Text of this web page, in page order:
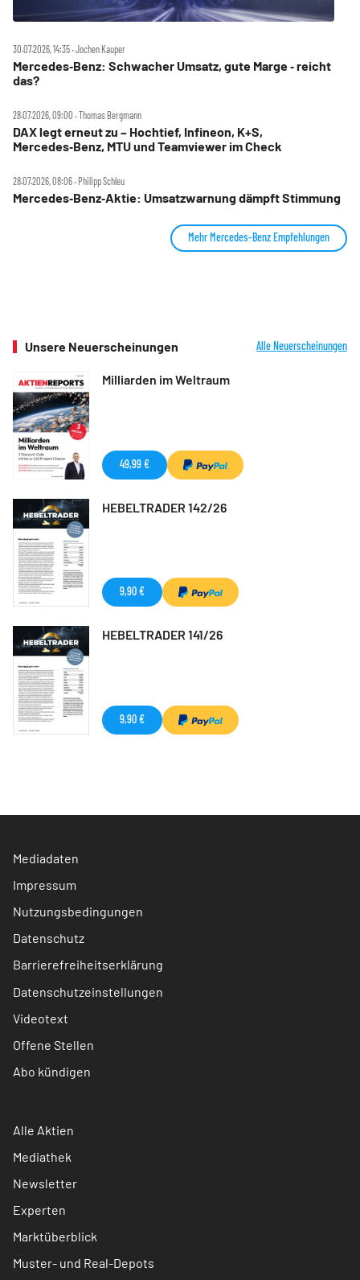
30.07.2026, 14:35 ‧ Jochen Kauper
Mercedes‑Benz: Schwacher Umsatz, gute Marge ‑ reicht
das?
28.07.2026, 09:00 ‧ Thomas Bergmann
DAX legt erneut zu – Hochtief, Infineon, K+S,
Mercedes‑Benz, MTU und Teamviewer im Check
28.07.2026, 08:06 ‧ Philipp Schleu
Mercedes‑Benz‑Aktie: Umsatzwarnung dämpft Stimmung
Mehr Mercedes-Benz Empfehlungen
Unsere Neuerscheinungen Alle Neuerscheinungen
Milliarden im Weltraum
49,99 €
HEBELTRADER 142/26
9,90 €
HEBELTRADER 141/26
9,90 €
Mediadaten
Impressum
Nutzungsbedingungen
Datenschutz
Barrierefreiheitserklärung
Datenschutzeinstellungen
Videotext
Offene Stellen
Abo kündigen
Alle Aktien
Mediathek
Newsletter
Experten
Marktüberblick
Muster- und Real-Depots